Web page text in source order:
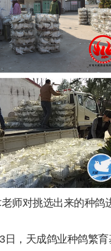
师对挑选出来的种鸽
日，天成鸽业种鸽繁